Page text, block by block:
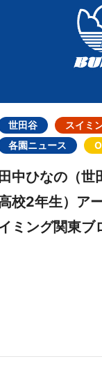
世田谷 スイミ
各園ニュース
田中ひなの（世
校2年生）ア
ミング関東ブ